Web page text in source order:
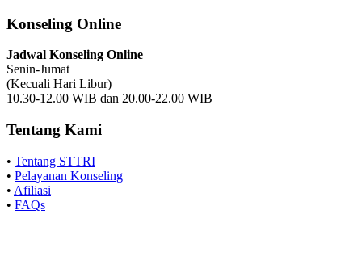
Konseling Online
Jadwal Konseling Online
Senin-Jumat
(Kecuali Hari Libur)
10.30-12.00 WIB dan 20.00-22.00 WIB
Tentang Kami
• Tentang STTRI
• Pelayanan Konseling
• Afiliasi
• FAQs